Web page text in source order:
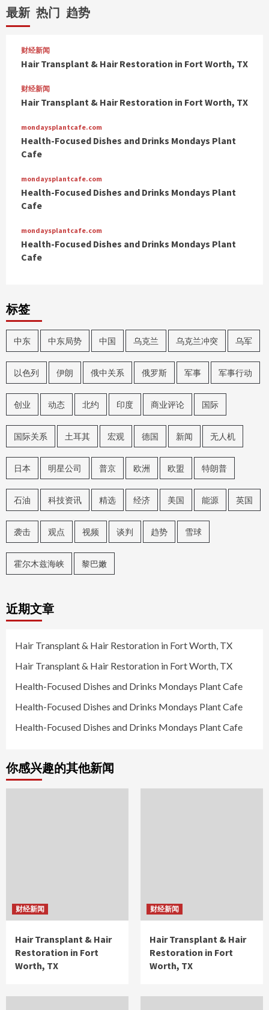
最新 热门 趋势
财经新闻
Hair Transplant & Hair Restoration in Fort Worth, TX
财经新闻
Hair Transplant & Hair Restoration in Fort Worth, TX
mondaysplantcafe.com
Health-Focused Dishes and Drinks Mondays Plant
Cafe
mondaysplantcafe.com
Health-Focused Dishes and Drinks Mondays Plant
Cafe
mondaysplantcafe.com
Health-Focused Dishes and Drinks Mondays Plant
Cafe
标签
中东 中东局势 中国 乌克兰 乌克兰冲突 乌军
以色列 伊朗 俄中关系 俄罗斯 军事 军事行动
创业 动态 北约 印度 商业评论 国际
国际关系 土耳其 宏观 德国 新闻 无人机
日本 明星公司 普京 欧洲 欧盟 特朗普
石油 科技资讯 精选 经济 美国 能源 英国
袭击 观点 视频 谈判 趋势 雪球
霍尔木兹海峡 黎巴嫩
近期文章
Hair Transplant & Hair Restoration in Fort Worth, TX
Hair Transplant & Hair Restoration in Fort Worth, TX
Health-Focused Dishes and Drinks Mondays Plant Cafe
Health-Focused Dishes and Drinks Mondays Plant Cafe
Health-Focused Dishes and Drinks Mondays Plant Cafe
你感兴趣的其他新闻
财经新闻
Hair Transplant & Hair
Restoration in Fort
Worth, TX
财经新闻
Hair Transplant & Hair
Restoration in Fort
Worth, TX